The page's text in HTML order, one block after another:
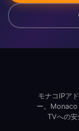
モナコIPア
ー。Monaco
TVへの安